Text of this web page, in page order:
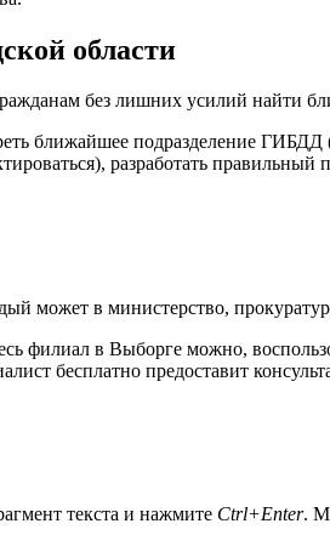
области
без лишних усилий найти
ближайшее подразделение
разработать правильный
может в министерство,
филиал в Выборге можно,
бесплатно предоставит
текста и нажмите Ctrl+Enter.